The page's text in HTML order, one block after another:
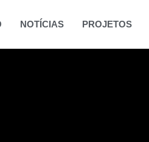
NOTÍCIAS PROJETOS